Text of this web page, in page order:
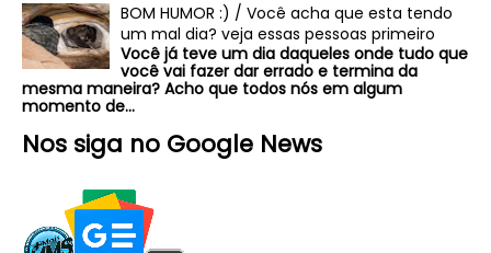
BOM HUMOR :) / Você acha que esta tendo
um mal dia? veja essas pessoas primeiro
Você já teve um dia daqueles onde tudo que
você vai fazer dar errado e termina da
mesma maneira? Acho que todos nós em algum
momento de...
Nos siga no Google News